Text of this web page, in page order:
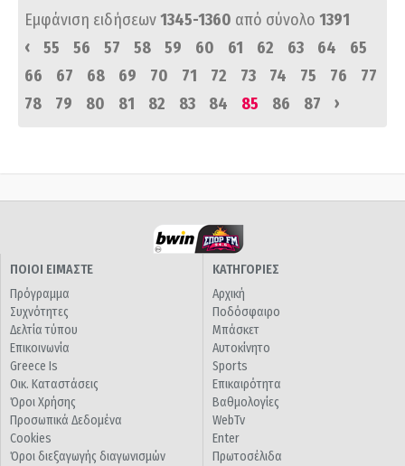
Εμφάνιση ειδήσεων1345-1360 από σύνολο 1391
‹
55 56 57 58 59 60 61 62 63 64
65
66
67 68 69 70 71 72 73 74 75 76
77
78
79 80 81 82 83 84 85 86 87 ›
ΠΟΙΟΙ ΕΙΜΑΣΤΕ
Πρόγραμμα
Συχνότητες
Δελτία τύπου
Επικοινωνία
Greece Is
Οικ. Καταστάσεις
Όροι Χρήσης
Προσωπικά Δεδομένα
Cookies
Όροι διεξαγωγής διαγωνισμών
ΚΑΤΗΓΟΡΙΕΣ
Αρχική
Ποδόσφαιρο
Μπάσκετ
Αυτοκίνητο
Sports
Επικαιρότητα
Βαθμολογίες
WebTv
Enter
Πρωτοσέλιδα